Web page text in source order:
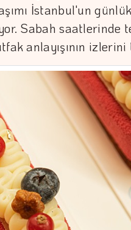
İstanbul'un
Sabah saatlerinde
anlayışının izlerini